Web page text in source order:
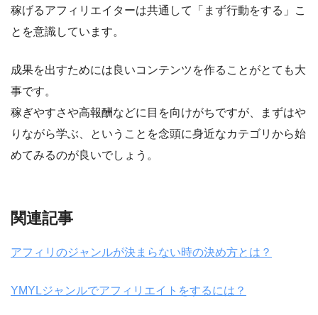
稼げるアフィリエイターは共通して「まず行動をする」こ
とを意識しています。
成果を出すためには良いコンテンツを作ることがとても大
事です。
稼ぎやすさや高報酬などに目を向けがちですが、まずはや
りながら学ぶ、ということを念頭に身近なカテゴリから始
めてみるのが良いでしょう。
関連記事
アフィリのジャンルが決まらない時の決め方とは？
YMYLジャンルでアフィリエイトをするには？